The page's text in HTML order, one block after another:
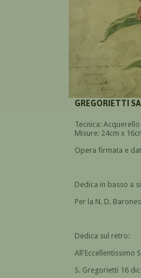
GREGORIETTI
Tecnica:
Misure: 24cm x
Opera firmata e
Dedica in basso a
Per la N. D.
Dedica sul retro:
All'Eccellentissimo
S. Gregorietti 16